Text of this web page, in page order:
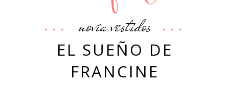
novia,vestidos
EL SUEÑO DE
FRANCINE